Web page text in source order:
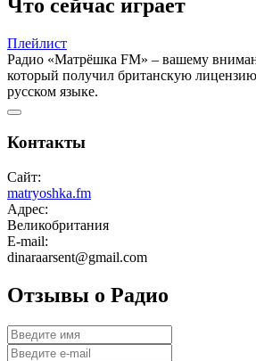
Что сейчас играет
Плейлист
Радио «Матрёшка FM» – вашему
который получил британскую
русском языке.
Контакты
Сайт:
matryoshka.fm
Адрес:
Великобритания
E-mail:
dinaraarsent@gmail.com
Отзывы о Радио